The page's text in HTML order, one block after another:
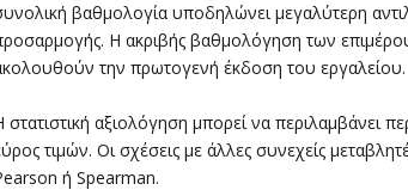
βαθμολογία υποδηλώνει μεγαλύτερη
Η ακριβής βαθμολόγηση των
την πρωτογενή έκδοση του εργαλείου.
στατιστική αξιολόγηση μπορεί να περιλαμβάνει
τιμών. Οι σχέσεις με άλλες συνεχείς
ή Spearman.